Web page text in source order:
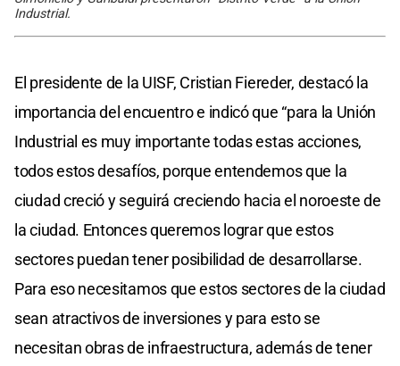
Industrial.
El presidente de la UISF, Cristian Fiereder, destacó la
importancia del encuentro e indicó que “para la Unión
Industrial es muy importante todas estas acciones,
todos estos desafíos, porque entendemos que la
ciudad creció y seguirá creciendo hacia el noroeste de
la ciudad. Entonces queremos lograr que estos
sectores puedan tener posibilidad de desarrollarse.
Para eso necesitamos que estos sectores de la ciudad
sean atractivos de inversiones y para esto se
necesitan obras de infraestructura, además de tener